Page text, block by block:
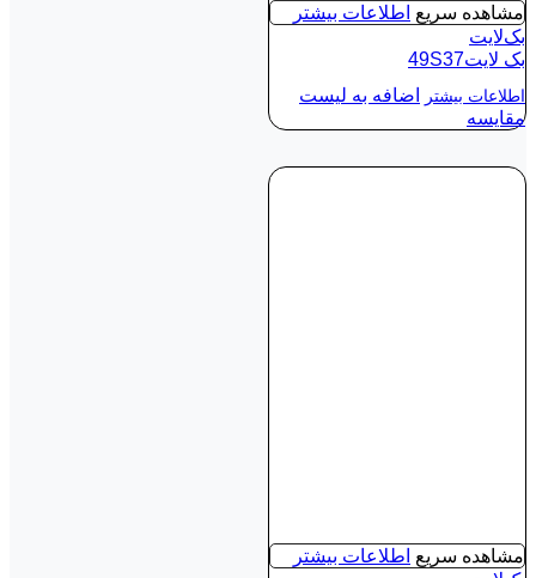
مشاهده سریع اطلاعات بیشتر
بک‌لایت
بک لايت49S37
اطلاعات بیشتر
اضافه به لیست
مقایسه
مشاهده سریع اطلاعات بیشتر